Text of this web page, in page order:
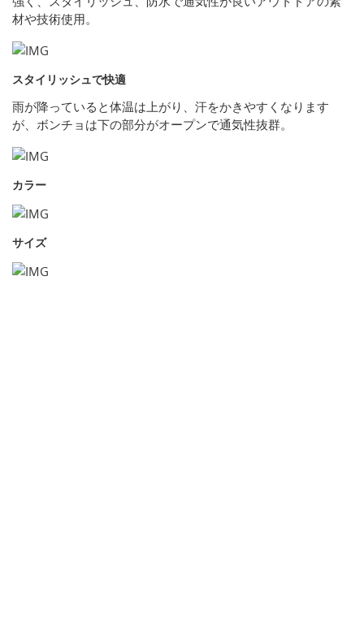
材や技術使用。
スタイリッシュで快適
雨が降っていると体温は上がり、汗をかきやすくなります
が、ボンチョは下の部分がオープンで通気性抜群。
カラー
サイズ